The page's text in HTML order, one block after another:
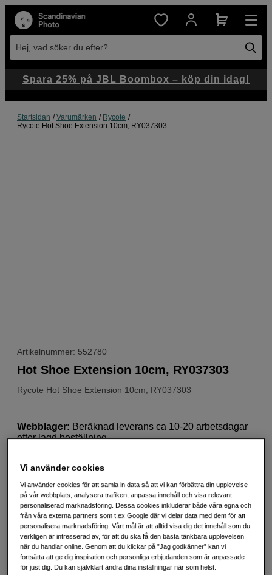
Hej, vad söker du efter?
Startsidan Varumärken
Rycote
Rycote Hot Shoe Extension 10cm, RY037303
Artikelnummer: 552780
Rycote Hot Shoe Extension 10cm, RY037303
Hot Shoe Extension 10cm, RY037303
Webblager: Beräknad leverans ca 10-20 arbetsdagar
efter lagd beställning
379 SEK
Handla tryggt med delbetalning eller faktura Info
Antal
Lägg i kundvagn
Spara 25% på JBL Boombox – köp din idag!
Vi använder cookies
Vi använder cookies för att samla in data så att vi kan förbättra din upplevelse
på vår webbplats, analysera trafiken, anpassa innehåll och visa relevant
personaliserad marknadsföring. Dessa cookies inkluderar både våra egna och
från våra externa partners som t.ex Google där vi delar data med dem för att
personalisera marknadsföring. Vårt mål är att alltid visa dig det innehåll som du
verkligen är intresserad av, för att du ska få den bästa tänkbara upplevelsen
när du handlar online. Genom att du klickar på ”Jag godkänner” kan vi
fortsätta att ge dig inspiration och personliga erbjudanden som är anpassade
för just dig. Du kan självklart ändra dina inställningar när som helst.